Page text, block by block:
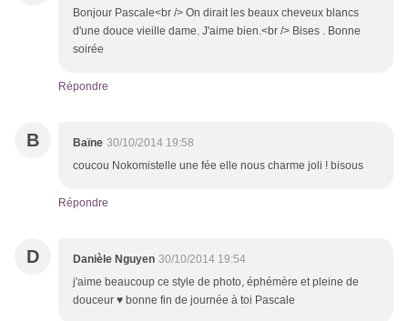
Bonjour Pascale<br /> On dirait les beaux cheveux blancs
d'une douce vieille dame. J'aime bien.<br /> Bises . Bonne
soirée
Répondre
B Baïne 30/10/2014 19:58
coucou Nokomistelle une fée elle nous charme joli ! bisous
Répondre
D Danièle Nguyen 30/10/2014 19:54
j'aime beaucoup ce style de photo, éphémère et pleine de
douceur ♥ bonne fin de journée à toi Pascale